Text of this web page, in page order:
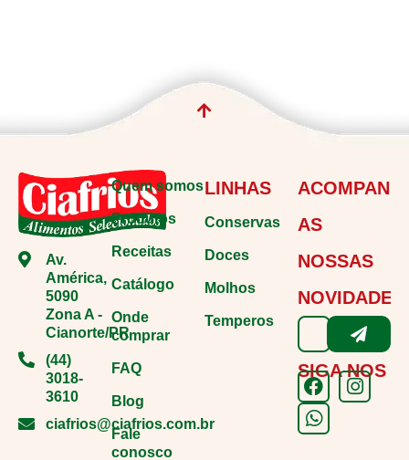
Av.
América,
5090
Zona A -
Cianorte/PR
(44)
3018-
3610
ciafrios@ciafrios.com.br
Quem somos
Produtos
Receitas
Catálogo
Onde
comprar
FAQ
Blog
Fale
conosco
LINHAS
Conservas
Doces
Molhos
Temperos
AS
NOSSAS
NOVIDADES
SIGA NOS